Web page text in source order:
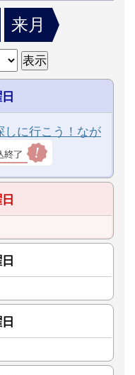
来月
しに行こう！なが